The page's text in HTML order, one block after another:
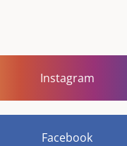
Instagram
Facebook